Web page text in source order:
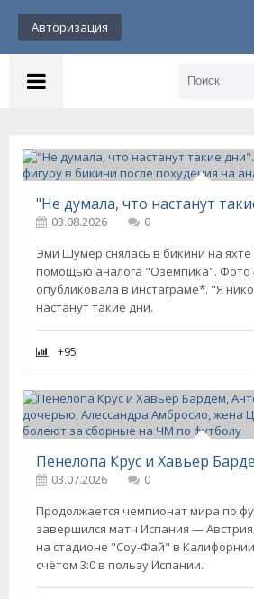
Авторизация
03.08.2026
0
Эми Шумер снялась в бикини на яхте
помощью аналога "Оземпика". Фото
опубликовала в инстаграме*. "Я
настанут такие дни.
+95
03.07.2026
0
Продолжается чемпионат мира по
завершился матч Испания —
на стадионе "Соу-Фай" в Калифорнии
счётом 3:0 в пользу Испании.